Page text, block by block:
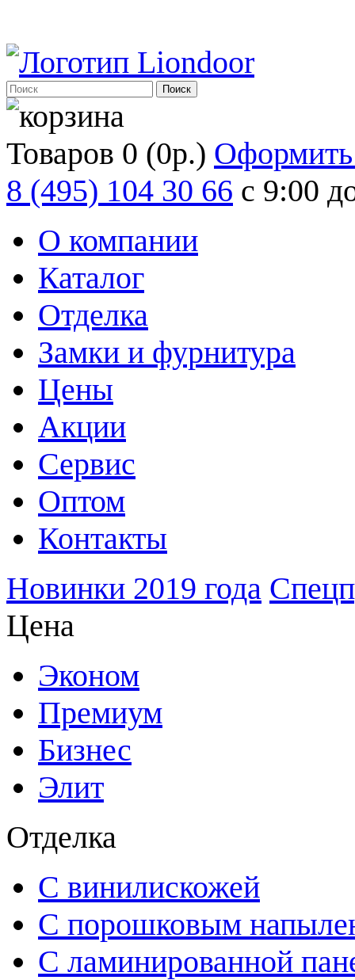
Товаров 0 (0р.) Оформить
8 (495) 104 30 66 с 9:00
О компании
Каталог
Отделка
Замки и фурнитура
Цены
Акции
Сервис
Оптом
Контакты
Новинки 2019 года
Цена
Эконом
Премиум
Бизнес
Элит
Отделка
С винилискожей
С порошковым
С ламинированной